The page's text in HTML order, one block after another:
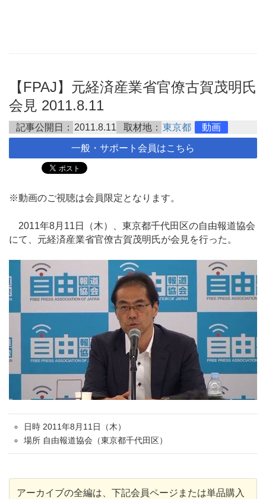
【FPAJ】元経済産業省官僚古賀茂明氏
会見 2011.8.11
記事公開日： 2011.8.11 取材地： 東京都 動画
一般・サポート会員はこちら
※動画のご視聴は会員限定となります。
2011年8月11日（木）、東京都千代田区の自由報道協会
にて、元経済産業省官僚古賀茂明氏が会見を行った。
日時 2011年8月11日（木）
場所 自由報道協会（東京都千代田区）
アーカイブの全編は、下記会員ページまたは単品購入